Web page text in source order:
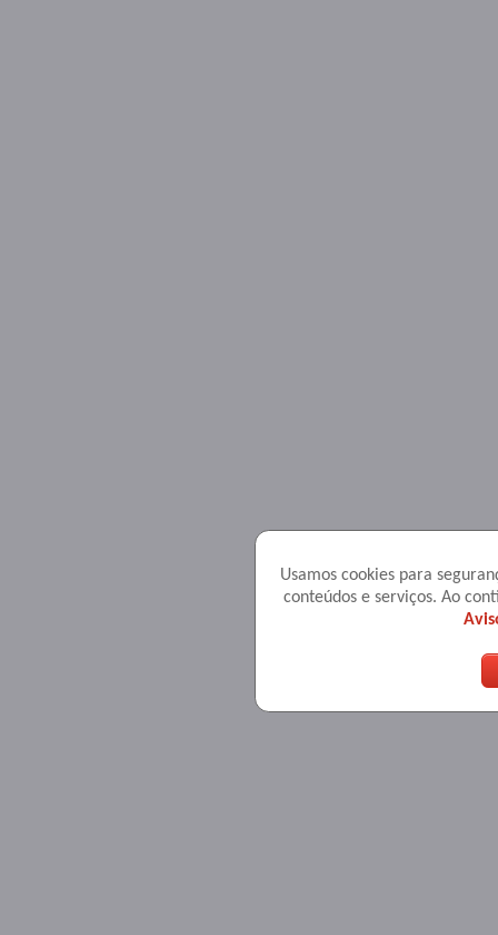
Usamos cookies para
conteúdos e serviços. Ao